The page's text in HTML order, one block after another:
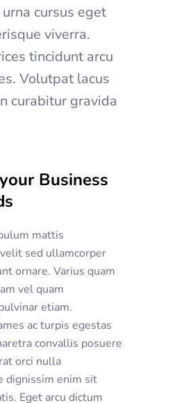
cursus eget
viverra.
tincidunt arcu
Volutpat lacus
curabitur gravida
Business
mattis
sed ullamcorper
ornare. Varius quam
vel quam
etiam.
ac turpis egestas
convallis posuere
orci nulla
dignissim enim sit
Eget arcu dictum